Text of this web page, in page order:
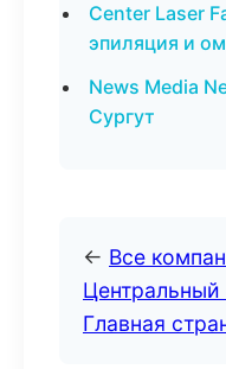
Center Laser
эпиляция и
News Media
Сургут
← Все
Главная